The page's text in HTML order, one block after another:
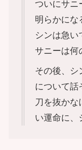
ついにサニ
明らかにな
シンは急い
サニーは何
その後、シ
について話
刀を抜かな
い運命に、